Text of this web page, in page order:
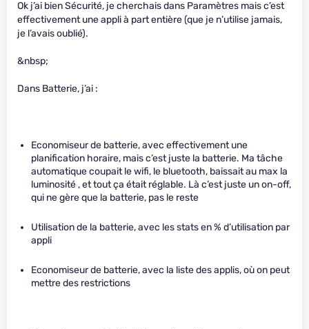
Ok j’ai bien Sécurité, je cherchais dans Paramètres mais c’est
effectivement une appli à part entière (que je n’utilise jamais,
je l’avais oublié).
&nbsp;
Dans Batterie, j’ai :
Economiseur de batterie, avec effectivement une
planification horaire, mais c’est juste la batterie. Ma tâche
automatique coupait le wifi, le bluetooth, baissait au max la
luminosité , et tout ça était réglable. Là c’est juste un on-off,
qui ne gère que la batterie, pas le reste
Utilisation de la batterie, avec les stats en % d’utilisation par
appli
Economiseur de batterie, avec la liste des applis, où on peut
mettre des restrictions